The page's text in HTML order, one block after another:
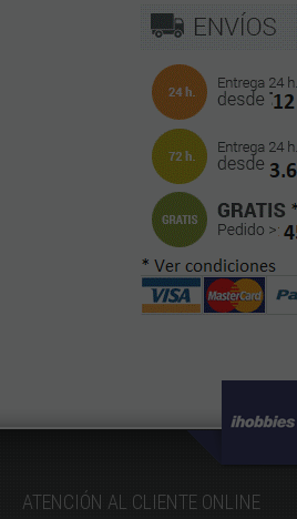
ATENCIÓN AL CLIENTE ONLINE